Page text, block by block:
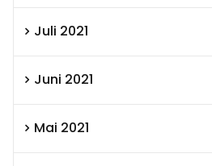
Juli 2021
Juni 2021
Mai 2021